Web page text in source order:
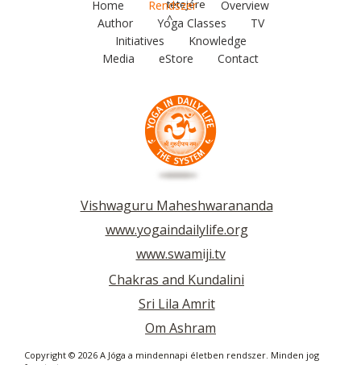
tetejére
^
Home Rendszer
Overview
Author
Yoga Classes
TV
Initiatives
Knowledge
Media
eStore Contact
Vishwaguru Maheshwarananda
www.yogaindailylife.org
www.swamiji.tv
Chakras and Kundalini
Sri Lila Amrit
Om Ashram
Copyright © 2026 A Jóga a mindennapi életben rendszer. Minden jog